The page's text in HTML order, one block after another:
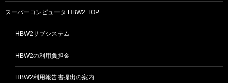
スーパーコンピュータ HBW2 TOP
HBW2サブシステム
HBW2の利用負担金
HBW2利用報告書提出の案内